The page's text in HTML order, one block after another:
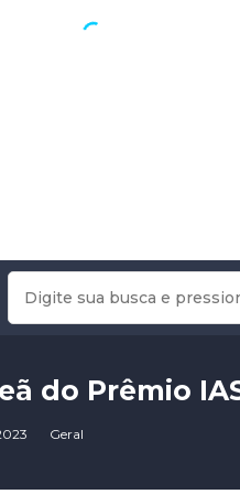
do Prêmio
Geral